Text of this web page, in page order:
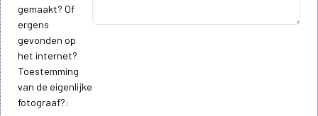
gemaakt? Of
ergens
gevonden op
het internet?
Toestemming
van de eigenlijke
fotograaf?: